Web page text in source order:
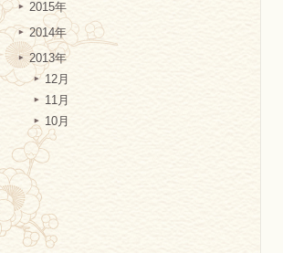
2015年
2014年
2013年
12月
11月
10月